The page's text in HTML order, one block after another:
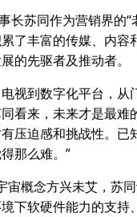
苏同作为营销界的“
了丰富的传媒、内容
的先驱者及推动者。
到数字化平台，从
看来，未来才是最
压迫感和挑战性。已
那么难。”
概念方兴未艾，苏同
下软硬件能力的支持